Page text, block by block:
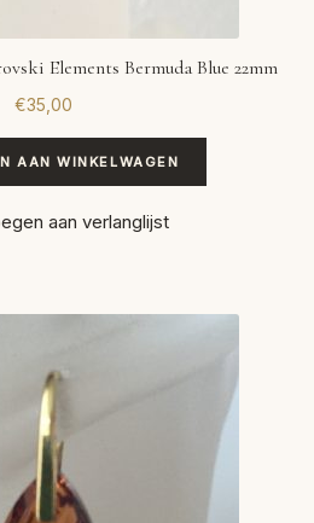
Elements Bermuda Blue 22mm
€35,00
AAN WINKELWAGEN
aan verlanglijst